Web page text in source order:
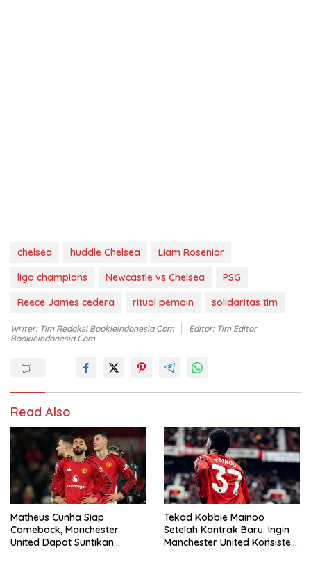
chelsea huddle Chelsea
Liam Rosenior
liga champions
Newcastle vs Chelsea
PSG
Reece James cedera
ritual pemain solidaritas tim
Writer: Tim Redaksi Bookieindonesia.com
Editor: Tim Editor
Bookieindonesia.com
Read Also
Matheus Cunha Siap
Comeback, Manchester
United Dapat Suntikan
Tekad Kobbie Mainoo
Setelah Kontrak Baru: Ingin
Manchester United Konsisten